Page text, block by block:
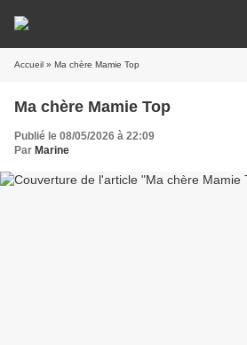
Accueil » Ma chère Mamie Top
Ma chère Mamie Top
Publié le 08/05/2026 à 22:09
Par Marine